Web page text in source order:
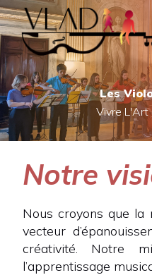
Les
Vivre
Notre
Nous croyons que la
vecteur
créativité. Notre
l’apprentissage